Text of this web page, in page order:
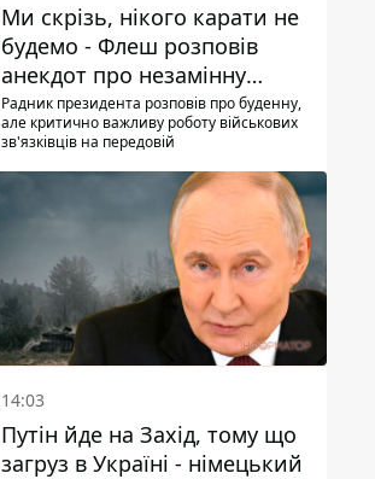
Ми скрізь, нікого карати не
будемо - Флеш розповів
анекдот про незамінну
роботу зв’язківців на фронті
Радник президента розповів про буденну,
але критично важливу роботу військових
зв'язківців на передовій
14:03
Путін йде на Захід, тому що
загруз в Україні - німецький